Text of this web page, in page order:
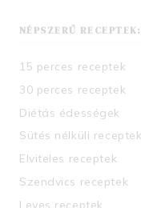
NÉPSZERŰ RECEPTEK:
15 perces receptek
30 perces receptek
Diétás édességek
Sütés nélküli receptek
Elviteles receptek
Szendvics receptek
Leves receptek